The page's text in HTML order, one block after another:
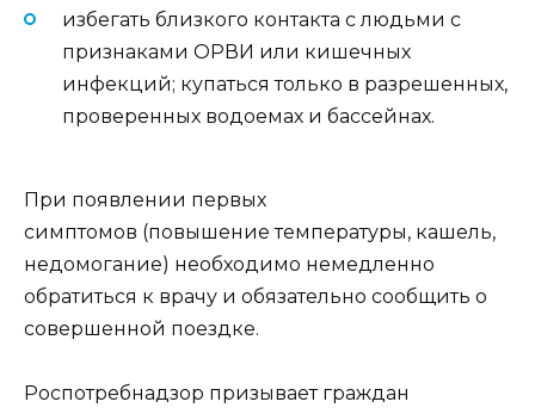
избегать близкого контакта с людьми с
признаками ОРВИ или кишечных
инфекций; купаться только в разрешенных,
проверенных водоемах и бассейнах.
При появлении первых
симптомов (повышение температуры, кашель,
недомогание) необходимо немедленно
обратиться к врачу и обязательно сообщить о
совершенной поездке.
Роспотребнадзор призывает граждан